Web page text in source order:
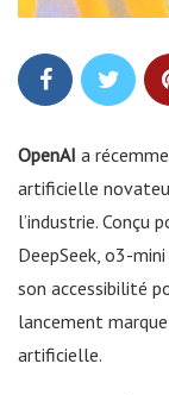
OpenAI a
artificielle
l’industrie. Conçu
DeepSeek, o3-
son accessibilité
lancement
artificielle.